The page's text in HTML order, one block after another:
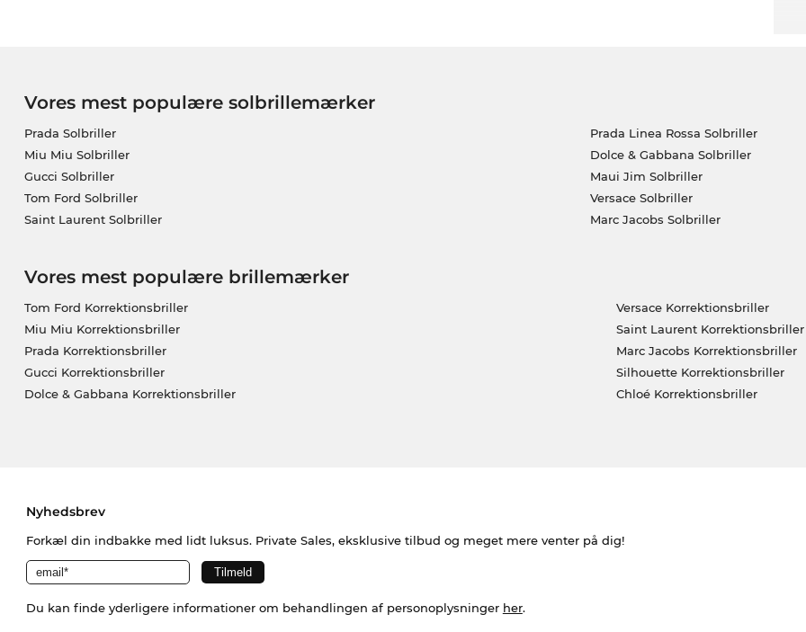
Vores mest populære solbrillemærker
Prada Solbriller
Miu Miu Solbriller
Gucci Solbriller
Tom Ford Solbriller
Saint Laurent Solbriller
Prada Linea Rossa Solbriller
Dolce & Gabbana Solbriller
Maui Jim Solbriller
Versace Solbriller
Marc Jacobs Solbriller
Vores mest populære brillemærker
Tom Ford Korrektionsbriller
Miu Miu Korrektionsbriller
Prada Korrektionsbriller
Gucci Korrektionsbriller
Dolce & Gabbana Korrektionsbriller
Versace Korrektionsbriller
Saint Laurent Korrektionsbriller
Marc Jacobs Korrektionsbriller
Silhouette Korrektionsbriller
Chloé Korrektionsbriller
Nyhedsbrev
Forkæl din indbakke med lidt luksus. Private Sales, eksklusive tilbud og meget mere venter på dig!
Du kan finde yderligere informationer om behandlingen af personoplysninger her.